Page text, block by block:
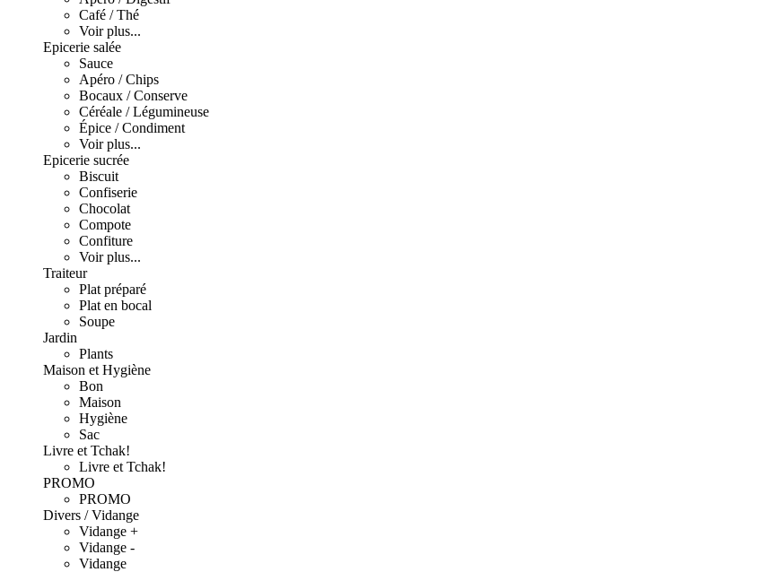
Café / Thé
Voir plus...
Epicerie salée
Sauce
Apéro / Chips
Bocaux / Conserve
Céréale / Légumineuse
Épice / Condiment
Voir plus...
Epicerie sucrée
Biscuit
Confiserie
Chocolat
Compote
Confiture
Voir plus...
Traiteur
Plat préparé
Plat en bocal
Soupe
Jardin
Plants
Maison et Hygiène
Bon
Maison
Hygiène
Sac
Livre et Tchak!
Livre et Tchak!
PROMO
PROMO
Divers / Vidange
Vidange +
Vidange -
Vidange